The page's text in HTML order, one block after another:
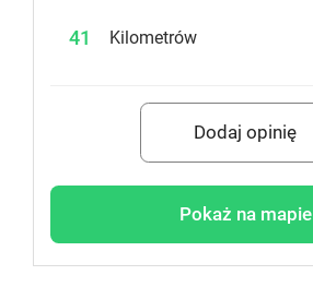
41 Kilometrów
Dodaj opinię
Pokaż na mapie